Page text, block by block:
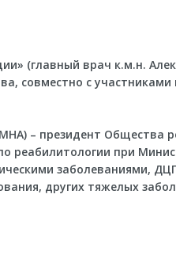
(главный врач к.м.н.
совместно с участниками
– президент Общества
реабилитологии при
заболеваниями,
других тяжелых